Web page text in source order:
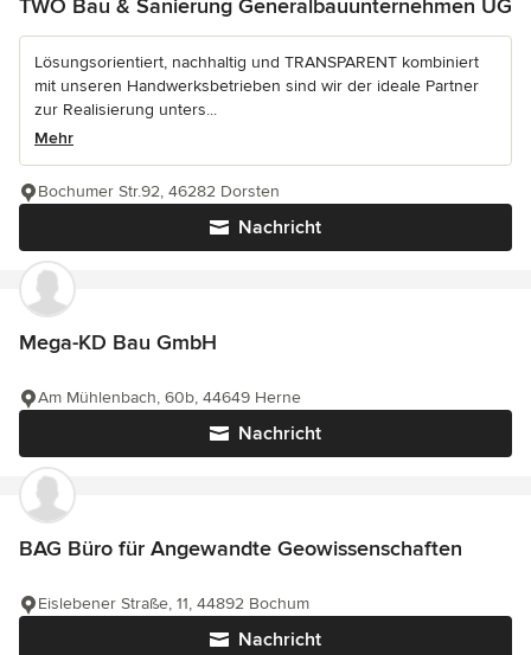
TWO Bau & Sanierung Generalbauunternehmen UG
Lösungsorientiert, nachhaltig und TRANSPARENT kombiniert
mit unseren Handwerksbetrieben sind wir der ideale Partner
zur Realisierung unters...
Mehr
Nachricht
Bochumer Str.92, 46282 Dorsten
Mega-KD Bau GmbH
Nachricht
Am Mühlenbach, 60b, 44649 Herne
BAG Büro für Angewandte Geowissenschaften
Nachricht
Eislebener Straße, 11, 44892 Bochum